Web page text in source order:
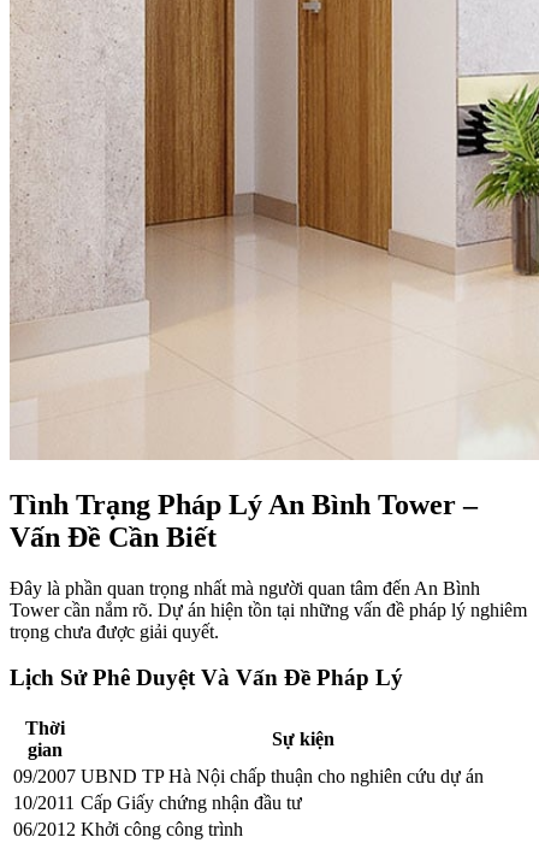
Tình Trạng Pháp Lý An Bình Tower –
Vấn Đề Cần Biết
Đây là phần quan trọng nhất mà người quan tâm đến An Bình
Tower cần nắm rõ. Dự án hiện tồn tại những vấn đề pháp lý nghiêm
trọng chưa được giải quyết.
Lịch Sử Phê Duyệt Và Vấn Đề Pháp Lý
Thời
gian
Sự kiện
09/2007 UBND TP Hà Nội chấp thuận cho nghiên cứu dự án
10/2011 Cấp Giấy chứng nhận đầu tư
06/2012 Khởi công công trình